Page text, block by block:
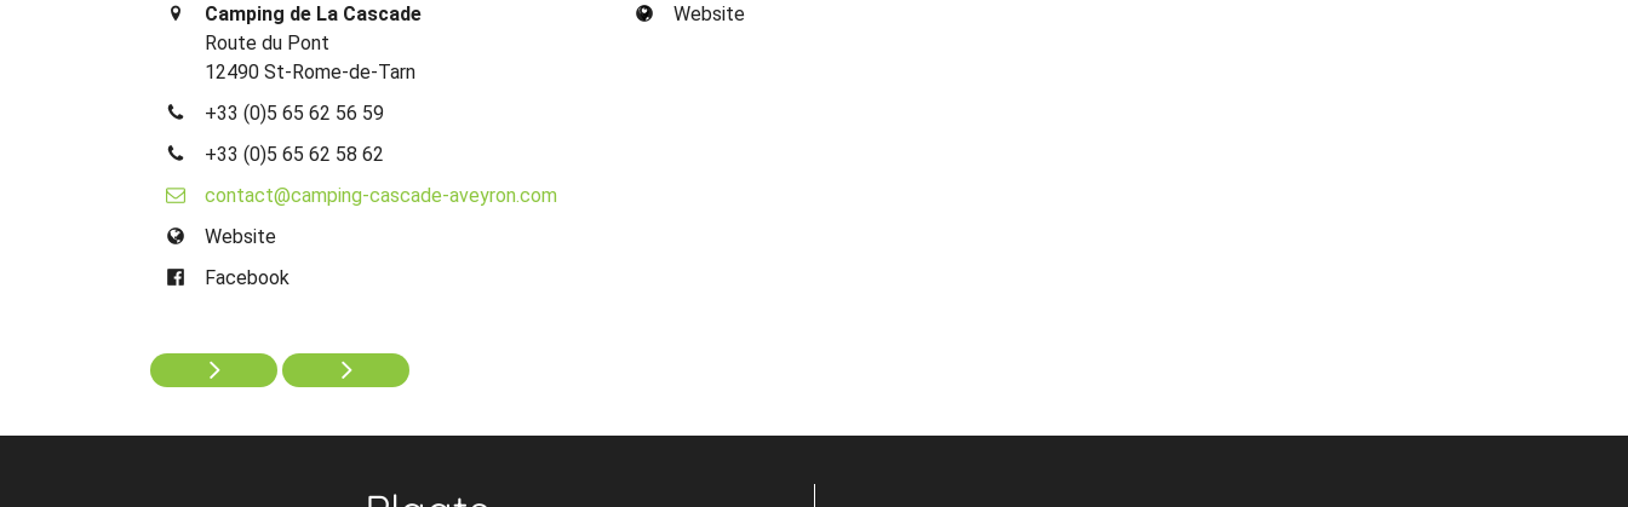
Camping de La Cascade
Route du Pont
12490 St-Rome-de-Tarn
+33 (0)5 65 62 56 59
+33 (0)5 65 62 58 62
contact@camping-cascade-aveyron.com
Website
Facebook
Website